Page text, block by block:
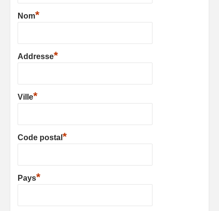
Nom*
Addresse*
Ville*
Code postal *
Pays*